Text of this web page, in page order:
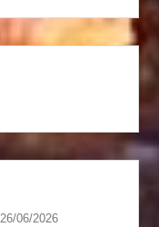
26/06/2026